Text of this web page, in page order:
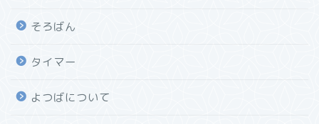
そろばん
タイマー
よつばについて